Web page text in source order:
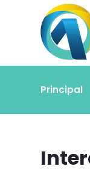
Principal